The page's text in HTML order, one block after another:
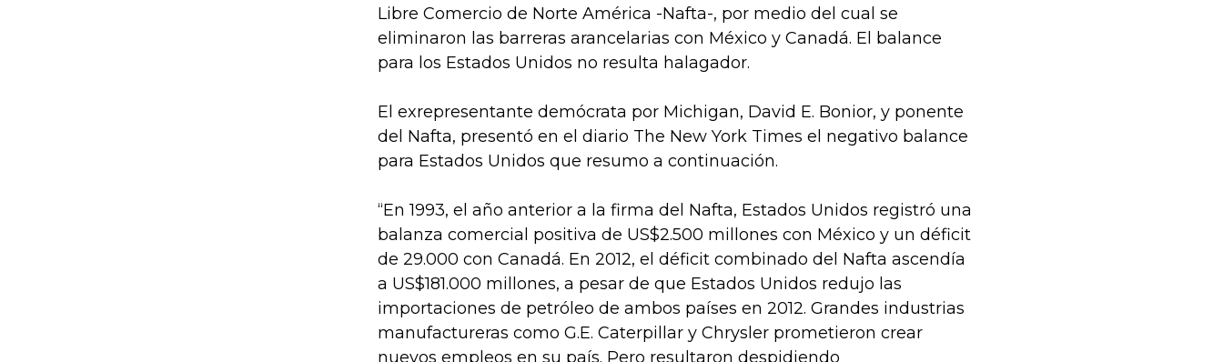
Libre Comercio de Norte América -Nafta-, por medio del cual se
eliminaron las barreras arancelarias con México y Canadá. El balance
para los Estados Unidos no resulta halagador.
El exrepresentante demócrata por Michigan, David E. Bonior, y ponente
del Nafta, presentó en el diario The New York Times el negativo balance
para Estados Unidos que resumo a continuación.
“En 1993, el año anterior a la firma del Nafta, Estados Unidos registró una
balanza comercial positiva de US$2.500 millones con México y un déficit
de 29.000 con Canadá. En 2012, el déficit combinado del Nafta ascendía
a US$181.000 millones, a pesar de que Estados Unidos redujo las
importaciones de petróleo de ambos países en 2012. Grandes industrias
manufactureras como G.E. Caterpillar y Chrysler prometieron crear
nuevos empleos en su país. Pero resultaron despidiendo